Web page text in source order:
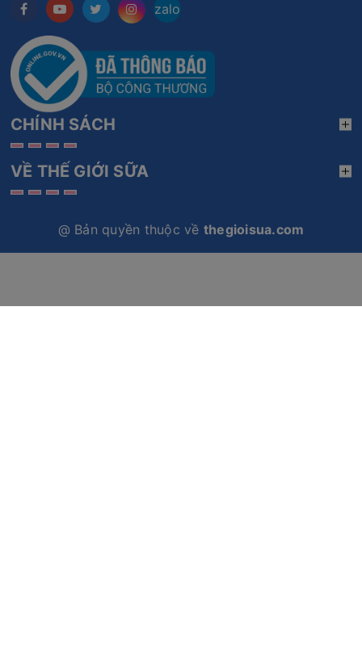
zalo
CHÍNH SÁCH
VỀ THẾ GIỚI SỮA
@ Bản quyền thuộc về thegioisua.com